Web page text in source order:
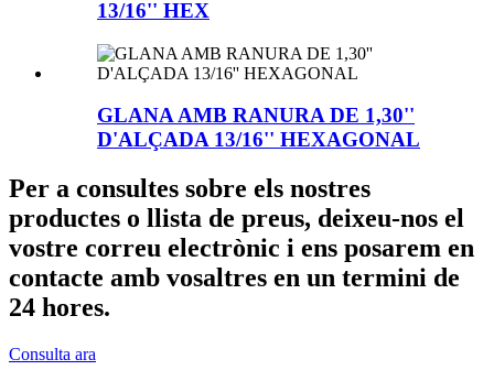
13/16'' HEX
GLANA AMB RANURA DE 1,30''
D'ALÇADA 13/16'' HEXAGONAL
Per a consultes sobre els nostres
productes o llista de preus, deixeu-nos el
vostre correu electrònic i ens posarem en
contacte amb vosaltres en un termini de
24 hores.
Consulta ara